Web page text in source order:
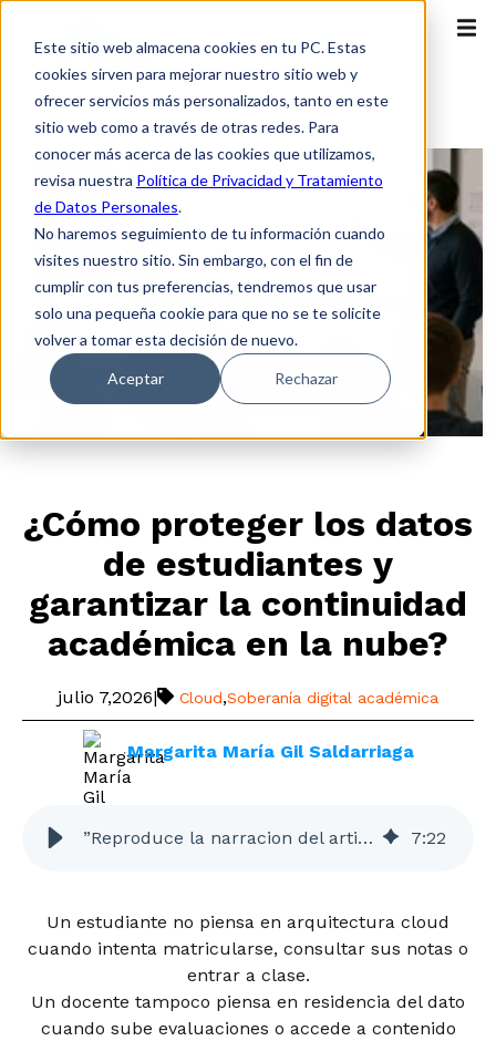
Este sitio web almacena cookies en tu PC. Estas
cookies sirven para mejorar nuestro sitio web y
ofrecer servicios más personalizados, tanto en este
sitio web como a través de otras redes. Para
conocer más acerca de las cookies que utilizamos,
revisa nuestra Política de Privacidad y Tratamiento
de Datos Personales.
No haremos seguimiento de tu información cuando
visites nuestro sitio. Sin embargo, con el fin de
cumplir con tus preferencias, tendremos que usar
solo una pequeña cookie para que no se te solicite
volver a tomar esta decisión de nuevo.
Aceptar Rechazar
¿Cómo proteger los datos
de estudiantes y
garantizar la continuidad
académica en la nube?
julio 7,2026| Cloud,Soberanía digital académica
Margarita María Gil Saldarriaga
”Reproduce la narracion del articulo” 7:22
Un estudiante no piensa en arquitectura cloud
cuando intenta matricularse, consultar sus notas o
entrar a clase.
Un docente tampoco piensa en residencia del dato
cuando sube evaluaciones o accede a contenido